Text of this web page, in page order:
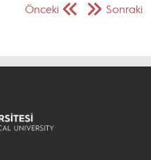
Önceki Sonraki